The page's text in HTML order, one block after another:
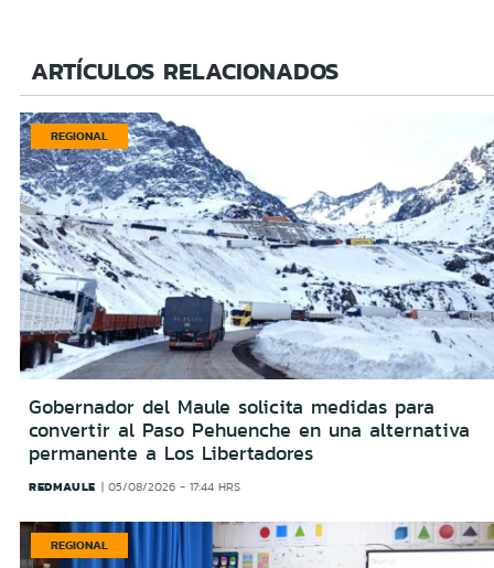
ARTÍCULOS RELACIONADOS
REGIONAL
Gobernador del Maule solicita medidas para
convertir al Paso Pehuenche en una alternativa
permanente a Los Libertadores
REDMAULE 05/08/2026 - 17:44 HRS
REGIONAL